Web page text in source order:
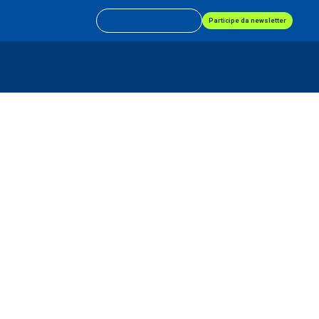
Participe da newsletter